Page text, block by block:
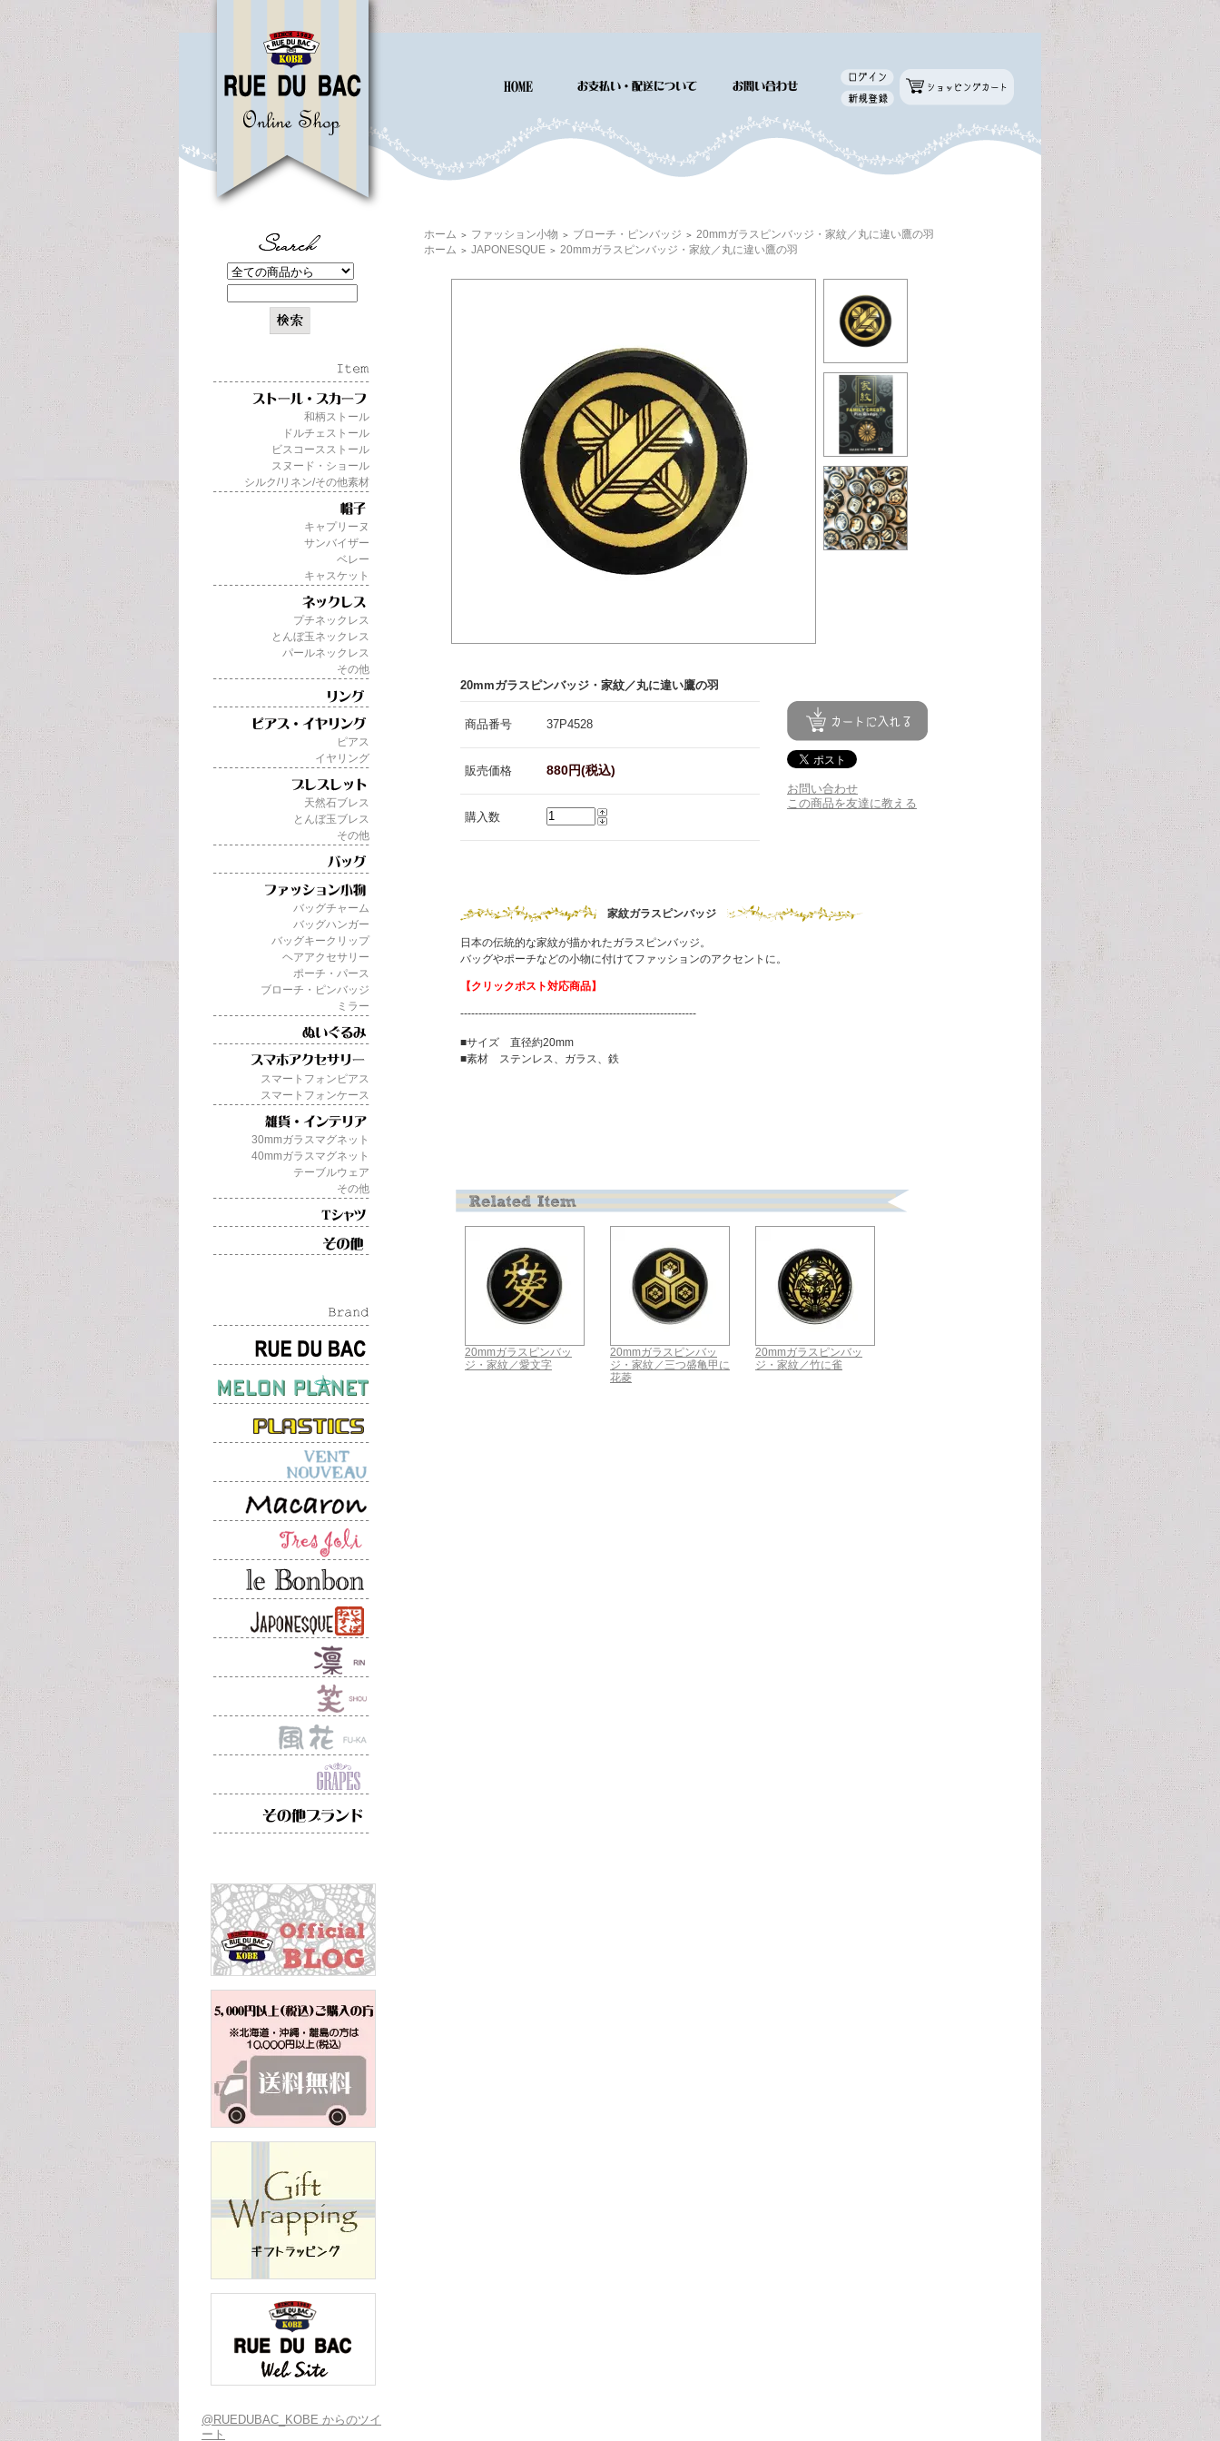
和柄ストール
ドルチェストール
ビスコースストール
スヌード・ショール
シルク/リネン/その他素材
キャプリーヌ
サンバイザー
ベレー
キャスケット
プチネックレス
とんぼ玉ネックレス
パールネックレス
その他
ピアス
イヤリング
天然石ブレス
とんぼ玉ブレス
その他
バッグチャーム
バッグハンガー
バッグキークリップ
ヘアアクセサリー
ポーチ・パース
ブローチ・ピンバッジ
ミラー
スマートフォンピアス
スマートフォンケース
30mmガラスマグネット
40mmガラスマグネット
テーブルウェア
その他
@RUEDUBAC_KOBE からのツイ
ート
ホーム ＞ ファッション小物 ＞ ブローチ・ピンバッジ ＞ 20mmガラスピンバッジ・家紋／丸に違い鷹の羽
ホーム ＞ JAPONESQUE ＞ 20mmガラスピンバッジ・家紋／丸に違い鷹の羽
20mmガラスピンバッジ・家紋／丸に違い鷹の羽
商品番号 37P4528
販売価格 880円(税込)
購入数
お問い合わせ
この商品を友達に教える
家紋ガラスピンバッジ
日本の伝統的な家紋が描かれたガラスピンバッジ。
バッグやポーチなどの小物に付けてファッションのアクセントに。
【クリックポスト対応商品】
-----------------------------------------------------------------
■サイズ 直径約20mm
■素材 ステンレス、ガラス、鉄
20mmガラスピンバッ
ジ・家紋／愛文字
20mmガラスピンバッ
ジ・家紋／三つ盛亀甲に
花菱
20mmガラスピンバッ
ジ・家紋／竹に雀